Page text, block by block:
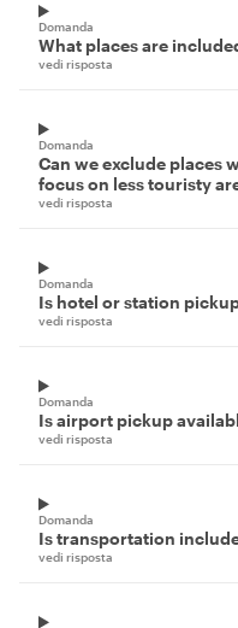
Domanda
What places are
vedi risposta
Domanda
Can we exclude places
focus on less touristy
vedi risposta
Domanda
Is hotel or station
vedi risposta
Domanda
Is airport pickup
vedi risposta
Domanda
Is transportation
vedi risposta